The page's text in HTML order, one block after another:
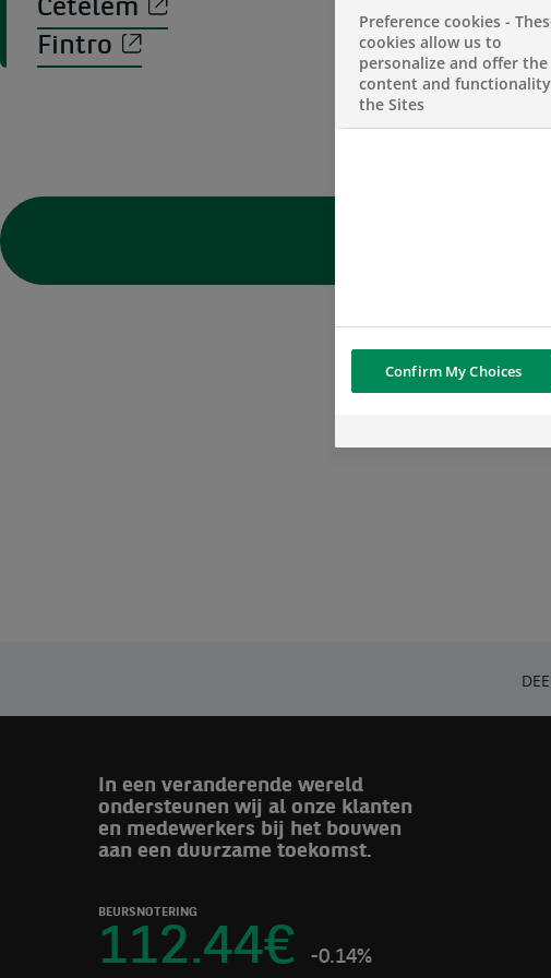
Cetelem
Fintro
In een veranderende wereld
ondersteunen wij al onze klanten
en medewerkers bij het bouwen
aan een duurzame toekomst.
BEURSNOTERING
112.44€ -0.14%
Preference cookies -
cookies allow us to
personalize and offer the
content and
the Sites
Confirm My Choices